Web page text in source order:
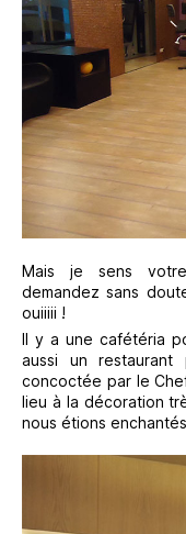
Mais je sens
demandez sans
ouiiiii !
Il y a une cafétéria
aussi un
concoctée par le
lieu à la décoration
nous étions